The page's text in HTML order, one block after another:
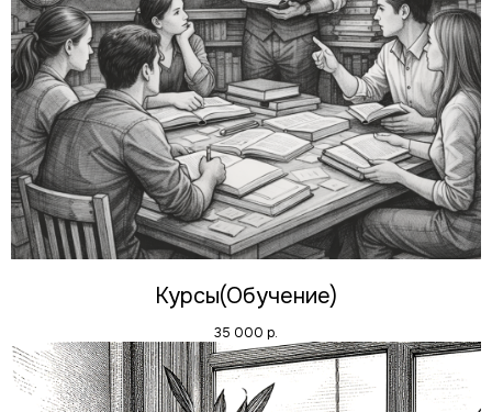
Курсы(Обучение)
35 000 р.